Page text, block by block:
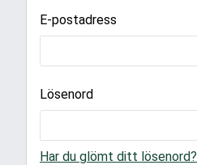
E-postadress
Lösenord
Har du glömt ditt lösenord?